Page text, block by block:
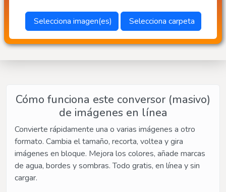
Selecciona imagen(es) Selecciona carpeta
Cómo funciona este conversor (masivo)
de imágenes en línea
Convierte rápidamente una o varias imágenes a otro
formato. Cambia el tamaño, recorta, voltea y gira
imágenes en bloque. Mejora los colores, añade marcas
de agua, bordes y sombras. Todo gratis, en línea y sin
cargar.